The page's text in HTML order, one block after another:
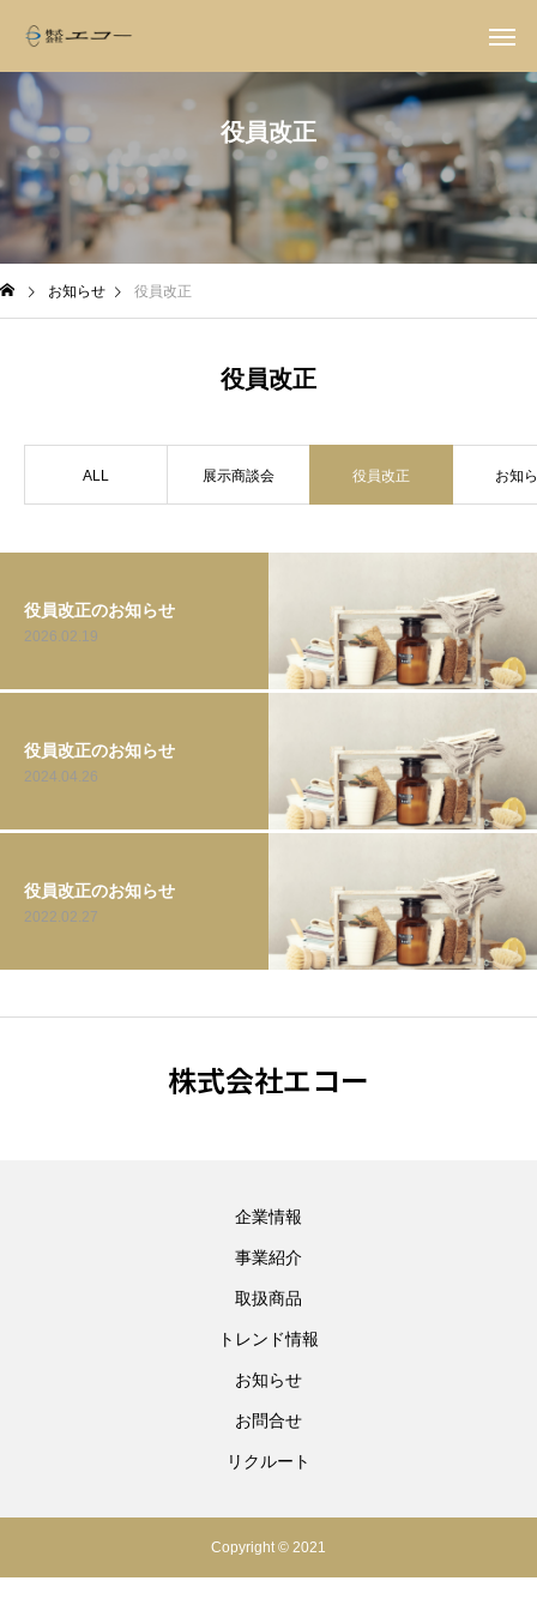
役員改正
お知らせ 役員改正
役員改正
ALL 展示商談会 役員改正 お知
役員改正のお知らせ
2026.02.19
役員改正のお知らせ
2024.04.26
役員改正のお知らせ
2022.02.27
株式会社エコー
企業情報
事業紹介
取扱商品
トレンド情報
お知らせ
お問合せ
リクルート
Copyright © 2021